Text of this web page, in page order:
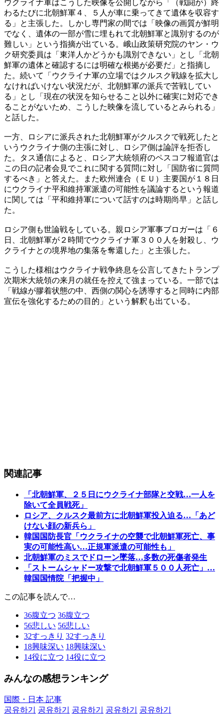
ウクライナ軍はこうした映像を公開しながら「（戦闘が）終
わるたびに北朝鮮軍４、５人が車に乗ってきて遺体を収容す
る」と主張した。しかし専門家の間では「映像の画質が鮮明
でなく、遺体の一部が雪に埋もれて北朝鮮軍と識別するのが
難しい」という指摘が出ている。峨山政策研究院のヤン・ウ
ク研究委員は「東洋人かどうかも識別できない」とし「北朝
鮮軍の遺体と確認するには明確な根拠が必要だ」と指摘し
た。続いて「ウクライナ軍の立場ではクルスク戦線を拡大し
なければいけない状況だが、北朝鮮軍の派兵で苦戦してい
る」とし「現在の状況を知らせること以外に確実に対応でき
ることがないため、こうした映像を流しているとみられる」
と話した。
一方、ロシアに派兵された北朝鮮軍がクルスクで戦死したと
いうウクライナ側の主張に対し、ロシア側は論評を拒否し
た。タス通信によると、ロシア大統領府のペスコフ報道官は
この日の記者会見でこれに関する質問に対し「国防省に質問
するべき」と答えた。また欧州連合（ＥＵ）主要国が１８日
にウクライナ平和維持軍派遣の可能性を議論するという報道
に関しては「平和維持軍について話すのは時期尚早」と話し
た。
ロシア側も世論戦をしている。親ロシア軍事ブロガーは「６
日、北朝鮮軍が２時間でウクライナ軍３００人を射殺し、ウ
クライナとの境界地の集落を奪還した」と主張した。
こうした様相はウクライナ戦争終息を公言してきたトランプ
次期米大統領の来月の就任を控えて強まっている。一部では
「戦線が膠着状態の中、西側の関心を誘導すると同時に内部
宣伝を強化するための目的」という解釈も出ている。
関連記事
「北朝鮮軍、２５日にウクライナ部隊と交戦…一人を
除いて全員戦死」
ロシア、クルスク最前方に北朝鮮軍投入迫る…「あど
けない顔の新兵ら」
韓国国防長官「ウクライナの空襲で北朝鮮軍死亡、事
実の可能性高い…正規軍派遣の可能性も」
北朝鮮軍のミスでドローン墜落…多数の死傷者発生
「ストームシャドー攻撃で北朝鮮軍５００人死亡」…
韓国国情院「把握中」
この記事を読んで…
36腹立つ 36腹立つ
56悲しい 56悲しい
32すっきり 32すっきり
18興味深い 18興味深い
14役に立つ 14役に立つ
みんなの感想ランキング
国際・日本 記事
공유하기
공유하기 공유하기 공유하기
공유하기